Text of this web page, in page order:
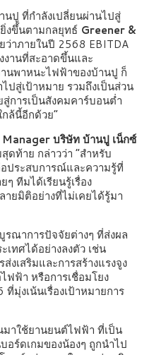
นปู ที่กำลังเปลี่ยนผ่านไปสู่
งขึ้นตามกลยุทธ์ Greener &
ว่าภายในปี 2568 EBITDA
งานที่สะอาดขึ้นและ
นพาหนะไฟฟ้าของบ้านปู ก็
ปสู่เป้าหมาย รวมถึงเป็นส่วน
การเป็นสังคมคาร์บอนต่ำ
ล้นี้อีกด้วย”
บริษัท บ้านปู เน็กซ์
ท้าย กล่าวว่า “สำหรับ
ประสบการณ์และความรู้ที่
ๆ ทีมได้เรียนรู้เรื่อง
ยมิติอย่างที่ไม่เคยได้รู้มา
รณาการปัจจัยต่างๆ ที่ส่งผล
ทศได้อย่างลงตัว เช่น
เสริมและการสร้างแรงจูง
ฟ้า หรือการเชื่อมโยง
มุ่งเน้นเรื่องเป้าหมายการ
าใช้ยานยนต์ไฟฟ้า ที่เป็น
ร์ดเกมของน้องๆ ถูกนำไป